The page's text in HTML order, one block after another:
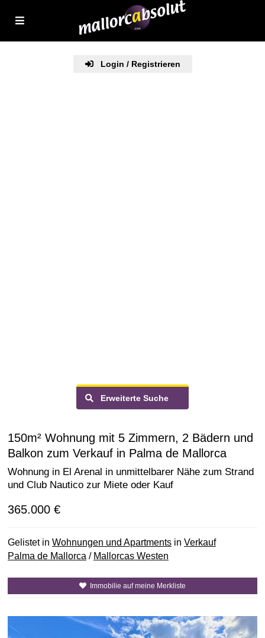
Login / Registrieren
Erweiterte Suche
150m² Wohnung mit 5 Zimmern, 2 Bädern und
Balkon zum Verkauf in Palma de Mallorca
Wohnung in El Arenal in unmittelbarer Nähe zum Strand
und Club Nautico zur Miete oder Kauf
365.000 €
Gelistet in Wohnungen und Apartments in Verkauf
Palma de Mallorca / Mallorcas Westen
Immobilie auf meine Merkliste